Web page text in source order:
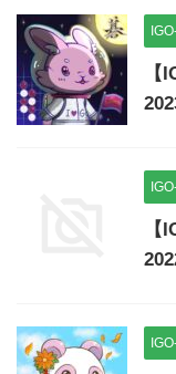
【
【